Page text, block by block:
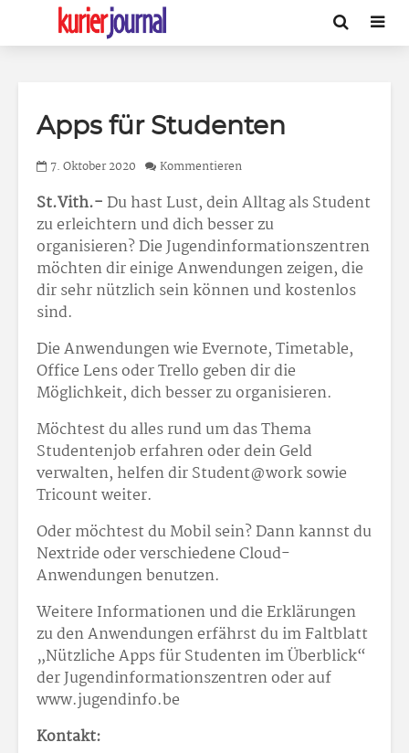
Apps für Studenten
7. Oktober 2020 Kommentieren
St.Vith.-Du hast Lust, dein Alltag als Student
zu erleichtern und dich besser zu
organisieren? Die Jugendinformationszentren
möchten dir einige Anwendungen zeigen, die
dir sehr nützlich sein können und kostenlos
sind.
Die Anwendungen wie Evernote, Timetable,
Office Lens oder Trello geben dir die
Möglichkeit, dich besser zu organisieren.
Möchtest du alles rund um das Thema
Studentenjob erfahren oder dein Geld
verwalten, helfen dir Student@work sowie
Tricount weiter.
Oder möchtest du Mobil sein? Dann kannst du
Nextride oder verschiedene Cloud-
Anwendungen benutzen.
Weitere Informationen und die Erklärungen
zu den Anwendungen erfährst du im Faltblatt
„Nützliche Apps für Studenten im Überblick“
der Jugendinformationszentren oder auf
www.jugendinfo.be
Kontakt: